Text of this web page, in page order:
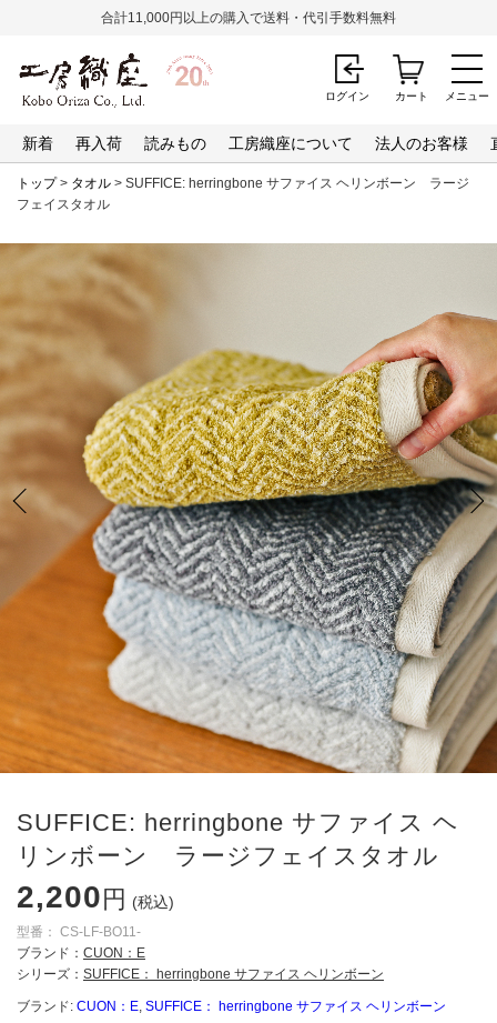
メニュー
合計11,000円以上の購入で送料・代引手数料無料
新着 再入荷 読みもの 工房織座について 法人のお客様
ログイン カート
トップ> タオル > SUFFICE: herringbone サファイス ヘリンボーン ラージ
フェイスタオル
SUFFICE: herringbone サファイス ヘ
リンボーン ラージフェイスタオル
2,200 円 (税込)
型番： CS-LF-BO11-
ブランド： CUON：E
シリーズ： SUFFICE： herringbone サファイス ヘリンボーン
ブランド: CUON：E, SUFFICE： herringbone サファイス ヘリンボーン